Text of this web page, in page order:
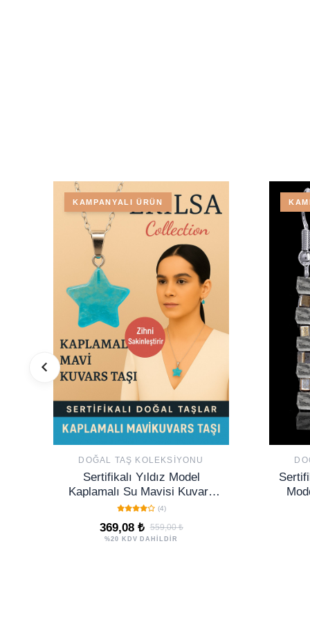
KAMPANYALI ÜRÜN
DOĞAL TAŞ KOLEKSIYONU
Sertifikalı Yıldız Model
Kaplamalı Su Mavisi Kuvars
Doğal Taş Kolye – Zihni
Sakinleştiren Enerji
(4)
369,08 ₺ 559,00 ₺
%20 KDV DAHİLDİR